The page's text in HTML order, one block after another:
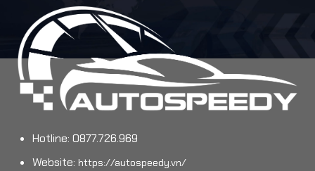
Hotline: 0877.726.969
Website: https://autospeedy.vn/